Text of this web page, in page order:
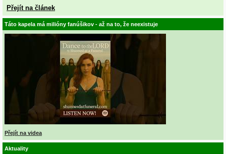
Přejít na článek
Táto kapela má milióny fanúšikov - až na to, že neexistuje
Přejít na videa
Aktuality